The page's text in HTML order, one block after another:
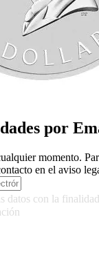
por
momento.
en el aviso
datos con la